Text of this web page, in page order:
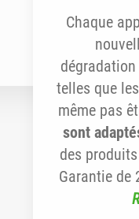
Chaque
telles que
même pas
sont
des
Garantie de